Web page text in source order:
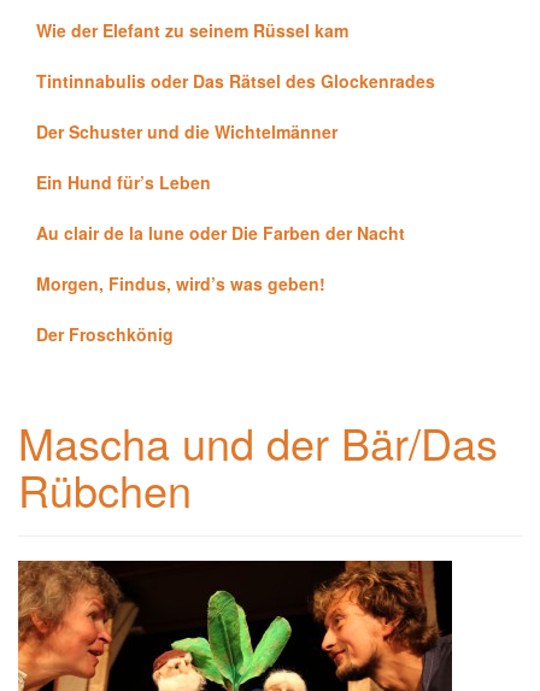
Wie der Elefant zu seinem Rüssel kam
Tintinnabulis oder Das Rätsel des Glockenrades
Der Schuster und die Wichtelmänner
Ein Hund für’s Leben
Au clair de la lune oder Die Farben der Nacht
Morgen, Findus, wird’s was geben!
Der Froschkönig
Mascha und der Bär/Das
Rübchen